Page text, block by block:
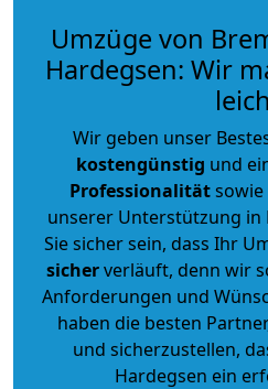
Umzüge von
Hardegsen: Wir
Wir geben unser
kostengünstig und
Professionalität
unserer Unterstützung in
Sie sicher sein, dass Ihr
sicherverläuft, denn wir
Anforderungen und
haben die besten
und sicherzustellen,
Hardegsen ein